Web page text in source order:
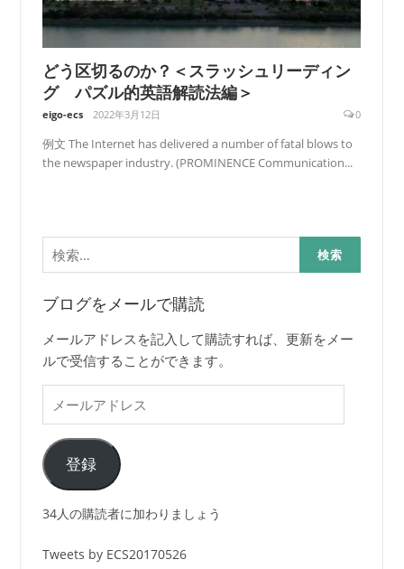
どう区切るのか？＜スラッシュリーディン
グ パズル的英語解読法編＞
eigo-ecs 2022年3月12日 0
例文 The Internet has delivered a number of fatal blows to
the newspaper industry. (PROMINENCE Communication...
検
索:
ブログをメールで購読
メールアドレスを記入して購読すれば、更新をメー
ルで受信することができます。
ー
ル
ア
ド
登録
34人の購読者に加わりましょう
Tweets by ECS20170526